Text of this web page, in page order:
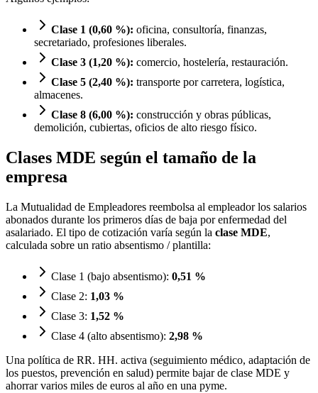
Clase 1 (0,60 %): oficina, consultoría, finanzas,
secretariado, profesiones liberales.
Clase 3 (1,20 %): comercio, hostelería, restauración.
Clase 5 (2,40 %): transporte por carretera, logística,
almacenes.
Clase 8 (6,00 %): construcción y obras públicas,
demolición, cubiertas, oficios de alto riesgo físico.
Clases MDE según el tamaño de la
empresa
La Mutualidad de Empleadores reembolsa al empleador los salarios
abonados durante los primeros días de baja por enfermedad del
asalariado. El tipo de cotización varía según la clase MDE,
calculada sobre un ratio absentismo / plantilla:
Clase 1 (bajo absentismo): 0,51 %
Clase 2: 1,03 %
Clase 3: 1,52 %
Clase 4 (alto absentismo): 2,98 %
Una política de RR. HH. activa (seguimiento médico, adaptación de
los puestos, prevención en salud) permite bajar de clase MDE y
ahorrar varios miles de euros al año en una pyme.